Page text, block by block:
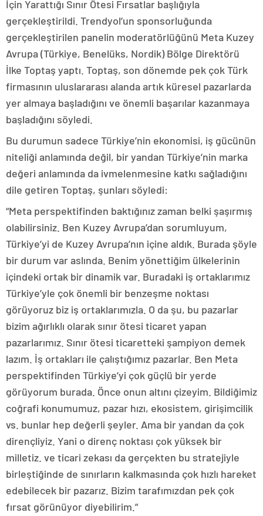
İçin Yarattığı Sınır Ötesi Fırsatlar başlığıyla
gerçekleştirildi. Trendyol’un sponsorluğunda
gerçekleştirilen panelin moderatörlüğünü Meta Kuzey
Avrupa (Türkiye, Benelüks, Nordik) Bölge Direktörü
İlke Toptaş yaptı. Toptaş, son dönemde pek çok Türk
firmasının uluslararası alanda artık küresel pazarlarda
yer almaya başladığını ve önemli başarılar kazanmaya
başladığını söyledi.
Bu durumun sadece Türkiye’nin ekonomisi, iş gücünün
niteliği anlamında değil, bir yandan Türkiye’nin marka
değeri anlamında da ivmelenmesine katkı sağladığını
dile getiren Toptaş, şunları söyledi:
“Meta perspektifinden baktığınız zaman belki şaşırmış
olabilirsiniz. Ben Kuzey Avrupa’dan sorumluyum,
Türkiye’yi de Kuzey Avrupa’nın içine aldık. Burada şöyle
bir durum var aslında. Benim yönettiğim ülkelerinin
içindeki ortak bir dinamik var. Buradaki iş ortaklarımız
Türkiye’yle çok önemli bir benzeşme noktası
görüyoruz biz iş ortaklarımızla. O da şu, bu pazarlar
bizim ağırlıklı olarak sınır ötesi ticaret yapan
pazarlarımız. Sınır ötesi ticaretteki şampiyon demek
lazım. İş ortakları ile çalıştığımız pazarlar. Ben Meta
perspektifinden Türkiye’yi çok güçlü bir yerde
görüyorum burada. Önce onun altını çizeyim. Bildiğimiz
coğrafi konumumuz, pazar hızı, ekosistem, girişimcilik
vs. bunlar hep değerli şeyler. Ama bir yandan da çok
dirençliyiz. Yani o direnç noktası çok yüksek bir
milletiz. ve ticari zekası da gerçekten bu stratejiyle
birleştiğinde de sınırların kalkmasında çok hızlı hareket
edebilecek bir pazarız. Bizim tarafımızdan pek çok
fırsat görünüyor diyebilirim.”